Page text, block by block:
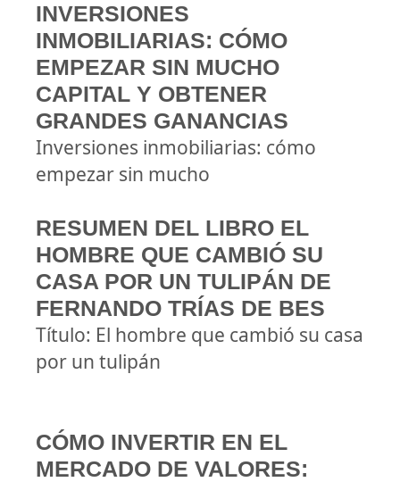
INVERSIONES
INMOBILIARIAS: CÓMO
EMPEZAR SIN MUCHO
CAPITAL Y OBTENER
GRANDES GANANCIAS
Inversiones inmobiliarias: cómo
empezar sin mucho
RESUMEN DEL LIBRO EL
HOMBRE QUE CAMBIÓ SU
CASA POR UN TULIPÁN DE
FERNANDO TRÍAS DE BES
Título: El hombre que cambió su casa
por un tulipán
CÓMO INVERTIR EN EL
MERCADO DE VALORES: